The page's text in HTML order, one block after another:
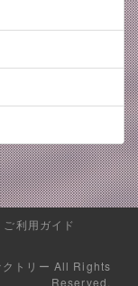
ご利用ガイド
トリー All Rights
Reserved.